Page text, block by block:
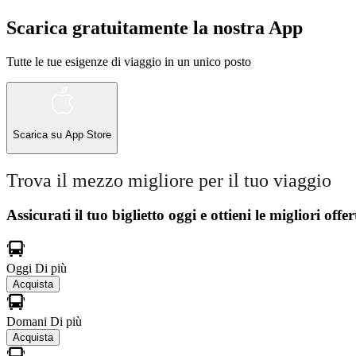
Scarica gratuitamente la nostra App
Tutte le tue esigenze di viaggio in un unico posto
Scarica su App Store
Trova il mezzo migliore per il tuo viaggio
Assicurati il ​​tuo biglietto oggi e ottieni le migliori
Oggi Di più
Acquista
Domani Di più
Acquista